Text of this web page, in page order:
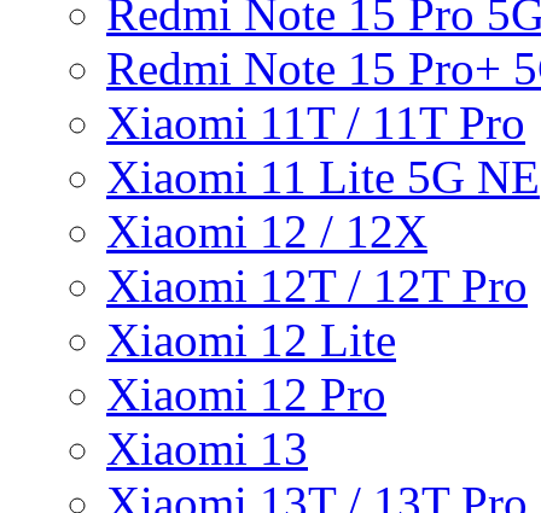
Redmi Note 15 Pro
Redmi Note 15 Pro+
Xiaomi 11T / 11T Pro
Xiaomi 11 Lite 5G NE
Xiaomi 12 / 12X
Xiaomi 12T / 12T Pro
Xiaomi 12 Lite
Xiaomi 12 Pro
Xiaomi 13
Xiaomi 13T / 13T Pro